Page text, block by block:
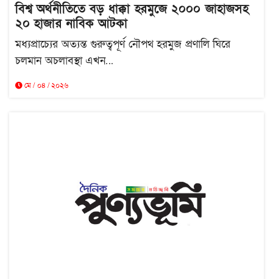
বিশ্ব অর্থনীতিতে বড় ধাক্কা হরমুজে ২০০০ জাহাজসহ
২০ হাজার নাবিক আটকা
মধ্যপ্রাচ্যের অত্যন্ত গুরুত্বপূর্ণ নৌপথ হরমুজ প্রণালি ঘিরে
চলমান অচলাবস্থা এখন...
মে / ০৪ / ২০২৬